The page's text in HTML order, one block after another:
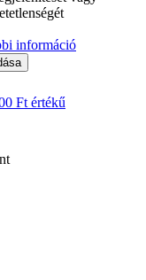
információ
Ft értékű